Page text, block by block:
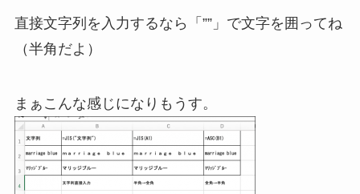
直接文字列を入力するなら「””」で文字を囲ってね
（半角だよ）
まぁこんな感じになりもうす。